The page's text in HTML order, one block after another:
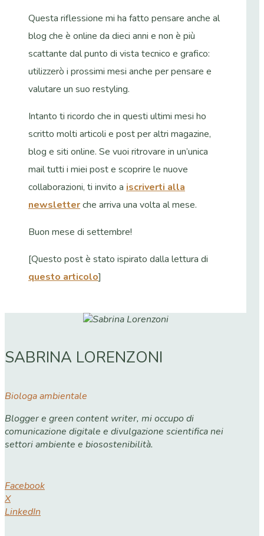
Questa riflessione mi ha fatto pensare anche al
blog che è online da dieci anni e non è più
scattante dal punto di vista tecnico e grafico:
utilizzerò i prossimi mesi anche per pensare e
valutare un suo restyling.
Intanto ti ricordo che in questi ultimi mesi ho
scritto molti articoli e post per altri magazine,
blog e siti online. Se vuoi ritrovare in un’unica
mail tutti i miei post e scoprire le nuove
collaborazioni, ti invito a iscriverti alla
newsletterche arriva una volta al mese.
Buon mese di settembre!
[Questo post è stato ispirato dalla lettura di
questo articolo]
SABRINA LORENZONI
Biologa ambientale
Blogger e green content writer, mi occupo di
comunicazione digitale e divulgazione scientifica nei
settori ambiente e biosostenibilità.
Facebook
X
LinkedIn